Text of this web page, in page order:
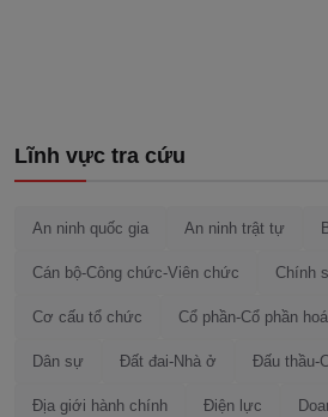
Lĩnh vực tra cứu
An ninh quốc gia An ninh trật tự
Cán bộ-Công chức-Viên chức Chính
Cơ cấu tổ chức Cổ phần-Cổ phần hoá
Dân sự Đất đai-Nhà ở Đấu thầu-
Địa giới hành chính Điện lực